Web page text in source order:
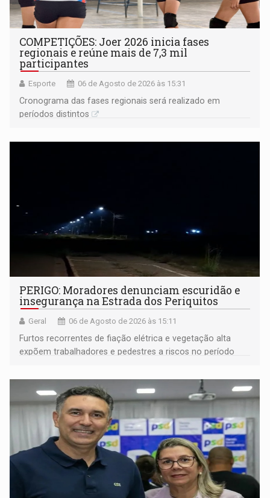
COMPETIÇÕES: Joer 2026 inicia fases
regionais e reúne mais de 7,3 mil
participantes
Esporte 06 de Agosto de 2026 às 15:31
Cronograma das fases regionais será realizado em
períodos distintos
PERIGO: Moradores denunciam escuridão e
insegurança na Estrada dos Periquitos
Geral 06 de Agosto de 2026 às 15:11
Furtos recorrentes de fiação elétrica e vegetação alta
expõem trabalhadores e pedestres a riscos no período